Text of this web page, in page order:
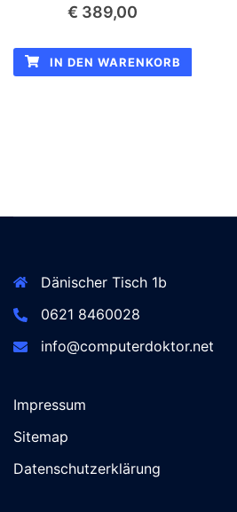
€ 389,00
IN DEN WARENKORB
Dänischer Tisch 1b
0621 8460028
info@computerdoktor.net
Impressum
Sitemap
Datenschutzerklärung